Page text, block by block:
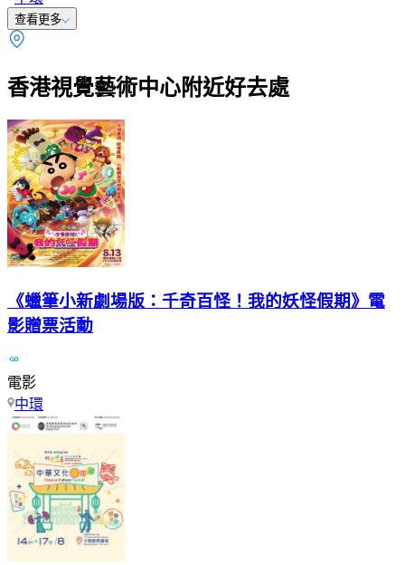
查看更多
香港視覺藝術中心附近好去處
《蠟筆小新劇場版：千奇百怪！我的妖怪假期》電
影贈票活動
電影
中環